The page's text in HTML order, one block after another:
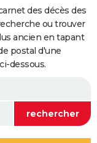
des décès des
ou trouver
ancien en tapant
postal d'une
dessous.